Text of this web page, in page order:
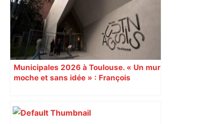
Municipales 2026 à Toulouse. « Un mur
moche et sans idée » : François
Augustins